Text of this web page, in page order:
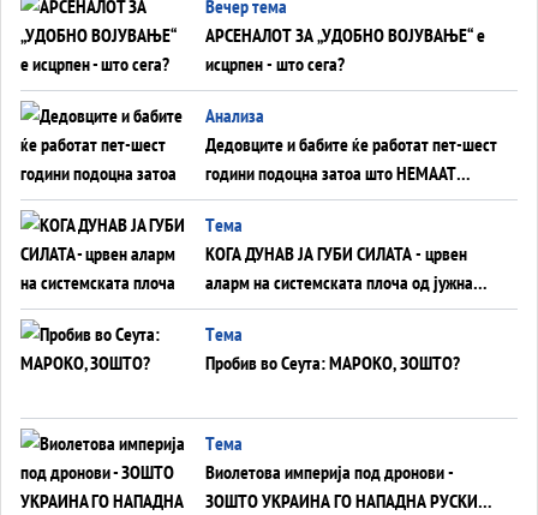
Вечер тема
АРСЕНАЛОТ ЗА „УДОБНО ВОЈУВАЊЕ“ е
исцрпен - што сега?
Анализа
Дедовците и бабите ќе работат пет-шест
години подоцна затоа што НЕМААТ
ВНУЦИ ДА ГИ ЗАМЕНАТ
Tема
КОГА ДУНАВ ЈА ГУБИ СИЛАТА - црвен
аларм на системската плоча од јужна
Германија до Црното Море...
Tема
Пробив во Сеута: МАРОКО, ЗОШТО?
Tема
Виолетова империја под дронови -
ЗОШТО УКРАИНА ГО НАПАДНА РУСКИОТ